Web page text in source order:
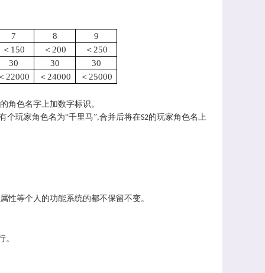
7 8
9
＜150
＜200
＜250
30
30
30
22000
＜24000 ＜25000
色名字上加数字标识。
个玩家角色名为“千里马”,合并后将在S2的玩家角色名上
等个人的功能系统的都不保留不变。